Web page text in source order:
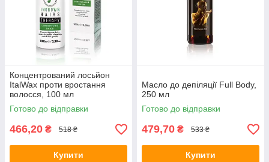
Концентрований лосьйон
ItalWax проти вростання
волосся, 100 мл
Готово до відправки
466,20 ₴ 518 ₴
Купити
Масло до депіляції Full Body,
250 мл
Готово до відправки
479,70 ₴ 533 ₴
Купити